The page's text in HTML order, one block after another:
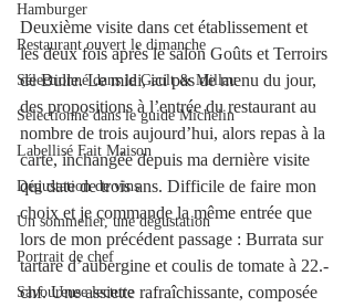
Hamburger
Restaurant ouvert le dimanche
Sélectionné dans le Gault & Millau
Sélectionné dans le guide Michelin
Labellisé Fait Maison
Dégustation de vins
Un sommelier, une dégustation
Portrait de chef
Savoureuse lecture
Deuxième visite dans cet établissement et
les deux fois après le salon Goûts et Terroirs
de Bulle. Le midi, ici pas de menu du jour,
des propositions à l’entrée du restaurant au
nombre de trois aujourd’hui, alors repas à la
carte, inchangée depuis ma dernière visite
qui date de trois ans. Difficile de faire mon
choix et je commande la même entrée que
lors de mon précédent passage : Burrata sur
tartare d’aubergine et coulis de tomate à 22.-
chf. Une assiette rafraîchissante, composée